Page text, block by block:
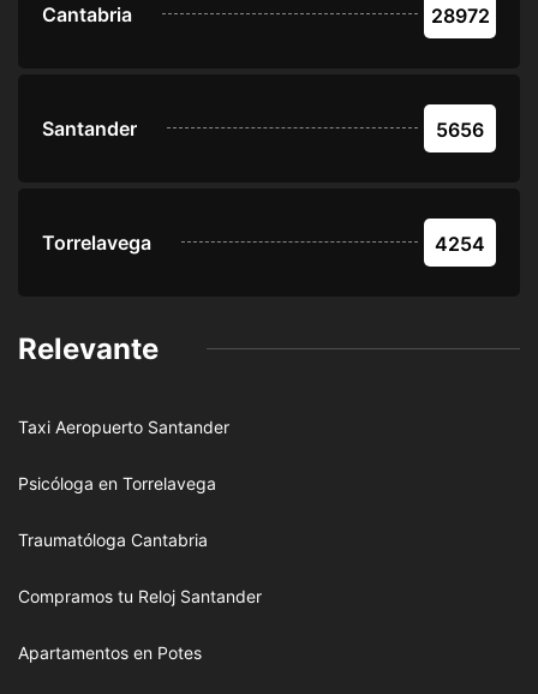
Cantabria 28972
Santander 5656
Torrelavega 4254
Relevante
Taxi Aeropuerto Santander
Psicóloga en Torrelavega
Traumatóloga Cantabria
Compramos tu Reloj Santander
Apartamentos en Potes